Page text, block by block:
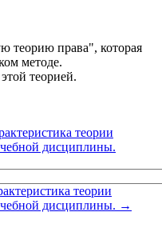
теорию права", которая
методе.
теорией.
теории
дисциплины.
теории
дисциплины. →